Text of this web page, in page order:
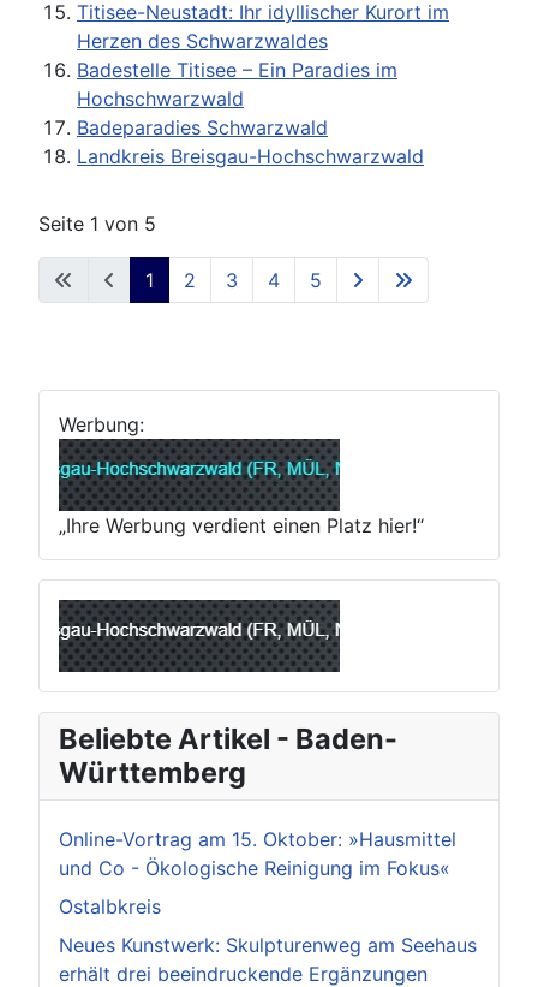
Titisee-Neustadt: Ihr idyllischer Kurort im
Herzen des Schwarzwaldes
Badestelle Titisee – Ein Paradies im
Hochschwarzwald
Badeparadies Schwarzwald
Landkreis Breisgau-Hochschwarzwald
Seite 1 von 5
1 2 3 4 5
Werbung:
„Ihre Werbung verdient einen Platz hier!“
Beliebte Artikel - Baden-
Württemberg
Online-Vortrag am 15. Oktober: »Hausmittel
und Co - Ökologische Reinigung im Fokus«
Ostalbkreis
Neues Kunstwerk: Skulpturenweg am Seehaus
erhält drei beeindruckende Ergänzungen